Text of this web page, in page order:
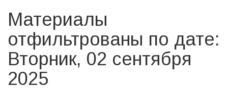
Материалы
отфильтрованы по дате:
Вторник, 02 сентября
2025